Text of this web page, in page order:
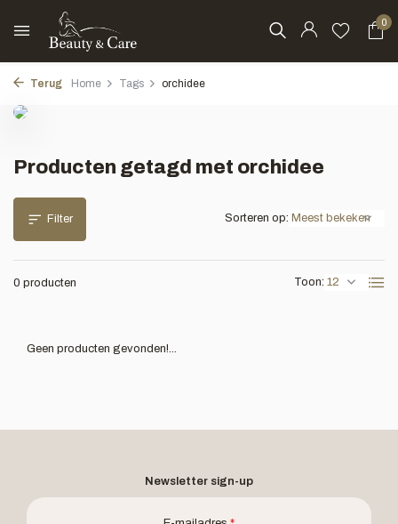
0
Terug Home Tags orchidee
Producten getagd met orchidee
Filter
0 producten Toon:
Sorteren op:
Geen producten gevonden!...
Newsletter sign-up